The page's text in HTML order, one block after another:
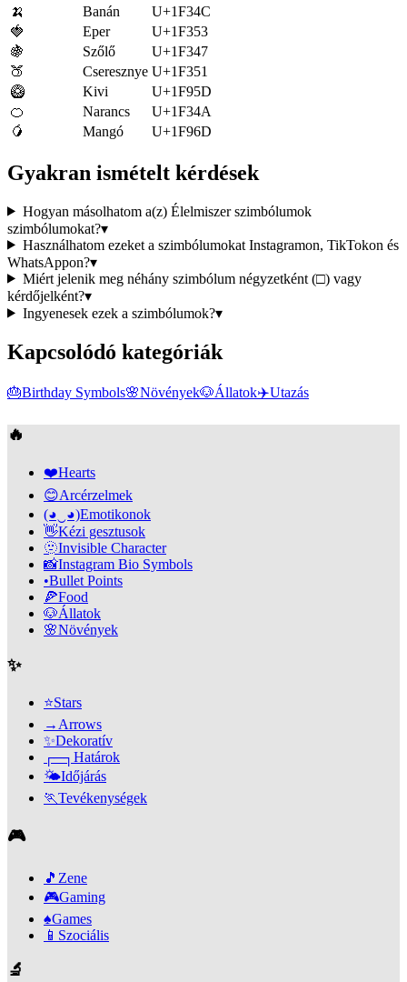
🍌
Banán
U+1F34C
🍓
Eper
U+1F353
🍇
Szőlő
U+1F347
🍑
Cseresznye U+1F351
🥝
Kivi
U+1F95D
🍊
Narancs
U+1F34A
🥭
Mangó U+1F96D
Gyakran ismételt kérdések
Hogyan másolhatom a(z) Élelmiszer szimbólumok
szimbólumokat?▾
Használhatom ezeket a szimbólumokat Instagramon, TikTokon és
WhatsAppon?▾
Miért jelenik meg néhány szimbólum négyzetként (□) vagy
kérdőjelként?▾
Ingyenesek ezek a szimbólumok?▾
Kapcsolódó kategóriák
🎂Birthday Symbols🌸Növények🐶Állatok✈️Utazás
🔥
❤️Hearts
😊Arcérzelmek
(◕‿◕)Emotikonok
👋Kézi gesztusok
🫥Invisible Character
📸Instagram Bio Symbols
•Bullet Points
🍕Food
🐶Állatok
🌸Növények
✨
⭐Stars
→ Arrows
✨Dekoratív
┌─┐ Határok
🌤️Időjárás
🏃Tevékenységek
🎮
🎵 Zene
🎮Gaming
♠️Games
📱 Szociális
🔬